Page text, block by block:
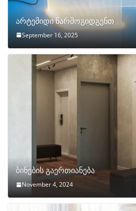
არტემიდი წარმოგიდგენთ
September 16, 2025
ბინების გაერთიანება
November 4, 2024